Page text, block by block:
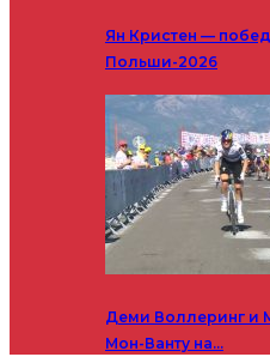
Ян Кристен —
Польши-2026
Деми Воллеринг и
Мон-Ванту на…